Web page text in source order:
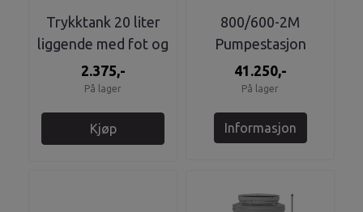
Trykktank 20 liter
liggende med fot og
brakett til pumpe
2.375,-
På lager
Kjøp
800/600-2M
Pumpestasjon
41.250,-
På lager
Informasjon